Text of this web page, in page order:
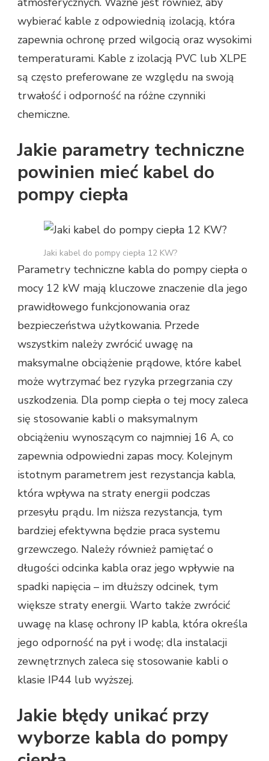
wybierać kable z odpowiednią izolacją, która
zapewnia ochronę przed wilgocią oraz wysokimi
temperaturami. Kable z izolacją PVC lub XLPE
są często preferowane ze względu na swoją
trwałość i odporność na różne czynniki
chemiczne.
Jakie parametry techniczne
powinien mieć kabel do
pompy ciepła
Jaki kabel do pompy ciepła 12 KW?
Parametry techniczne kabla do pompy ciepła o
mocy 12 kW mają kluczowe znaczenie dla jego
prawidłowego funkcjonowania oraz
bezpieczeństwa użytkowania. Przede
wszystkim należy zwrócić uwagę na
maksymalne obciążenie prądowe, które kabel
może wytrzymać bez ryzyka przegrzania czy
uszkodzenia. Dla pomp ciepła o tej mocy zaleca
się stosowanie kabli o maksymalnym
obciążeniu wynoszącym co najmniej 16 A, co
zapewnia odpowiedni zapas mocy. Kolejnym
istotnym parametrem jest rezystancja kabla,
która wpływa na straty energii podczas
przesyłu prądu. Im niższa rezystancja, tym
bardziej efektywna będzie praca systemu
grzewczego. Należy również pamiętać o
długości odcinka kabla oraz jego wpływie na
spadki napięcia – im dłuższy odcinek, tym
większe straty energii. Warto także zwrócić
uwagę na klasę ochrony IP kabla, która określa
jego odporność na pył i wodę; dla instalacji
zewnętrznych zaleca się stosowanie kabli o
klasie IP44 lub wyższej.
Jakie błędy unikać przy
wyborze kabla do pompy